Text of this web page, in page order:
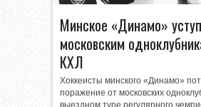
Минское «Динамо»
московским
КХЛ
Хоккеисты минского «Динамо»
поражение от московских
выездном туре регулярного